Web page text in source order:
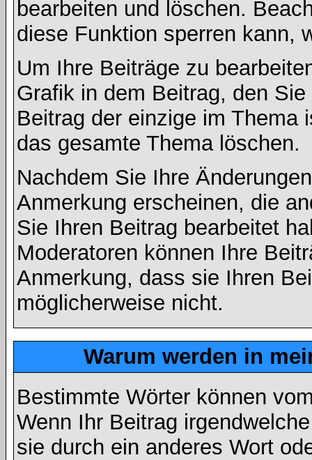
bearbeiten und löschen.
diese Funktion sperren kann,
Um Ihre Beiträge zu
Grafik in dem Beitrag, den
Beitrag der einzige im Thema
das gesamte Thema löschen.
Nachdem Sie Ihre
Anmerkung erscheinen, die
Sie Ihren Beitrag bearbeitet
Moderatoren können Ihre
Anmerkung, dass sie Ihren
möglicherweise nicht.
Warum werden in
Bestimmte Wörter können
Wenn Ihr Beitrag
sie durch ein anderes Wort